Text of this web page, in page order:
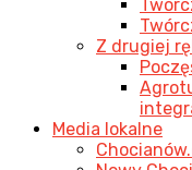
Z drugiej
Media lokalne